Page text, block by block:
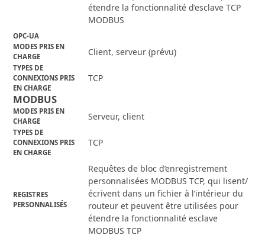
étendre la fonctionnalité d’esclave TCP
MODBUS
OPC-UA
MODES PRIS EN
CHARGE
Client, serveur (prévu)
TYPES DE
CONNEXIONS PRIS
EN CHARGE
TCP
MODBUS
MODES PRIS EN
CHARGE
Serveur, client
TYPES DE
CONNEXIONS PRIS
EN CHARGE
TCP
REGISTRES
PERSONNALISÉS
Requêtes de bloc d’enregistrement
personnalisées MODBUS TCP, qui lisent/
écrivent dans un fichier à l’intérieur du
routeur et peuvent être utilisées pour
étendre la fonctionnalité esclave
MODBUS TCP